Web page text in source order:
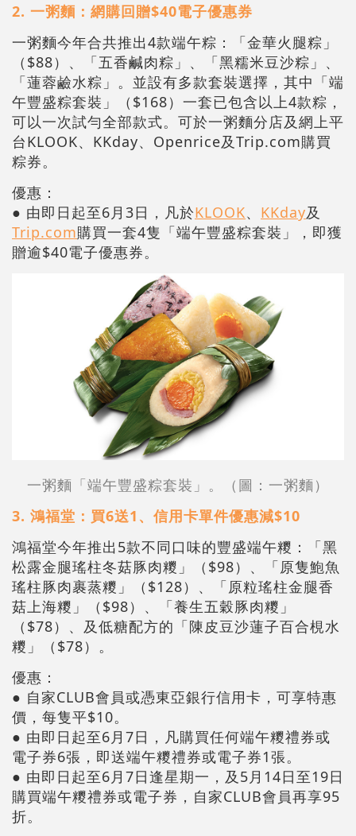
2. 一粥麵：網購回贈$40電子優惠券
一粥麵今年合共推出4款端午粽：「金華火腿粽」
（$88）、「五香鹹肉粽」、「黑糯米豆沙粽」、
「蓮蓉鹼水粽」。並設有多款套裝選擇，其中「端
午豐盛粽套裝」（$168）一套已包含以上4款粽，
可以一次試勻全部款式。可於一粥麵分店及網上平
台KLOOK、KKday、Openrice及Trip.com購買
粽券。
優惠：
● 由即日起至6月3日，凡於KLOOK、 KKday及
Trip.com購買一套4隻「端午豐盛粽套裝」，即獲
贈逾$40電子優惠券。
一粥麵「端午豐盛粽套裝」。（圖：一粥麵）
3. 鴻福堂：買6送1、信用卡單件優惠減$10
鴻福堂今年推出5款不同口味的豐盛端午糭：「黑
松露金腿瑤柱冬菇豚肉糭」（$98）、「原隻鮑魚
瑤柱豚肉裹蒸糭」（$128）、「原粒瑤柱金腿香
菇上海糭」（$98）、「養生五穀豚肉糭」
（$78）、及低糖配方的「陳皮豆沙蓮子百合梘水
糭」（$78）。
優惠：
● 自家CLUB會員或憑東亞銀行信用卡，可享特惠
價，每隻平$10。
● 由即日起至6月7日，凡購買任何端午糭禮券或
電子券6張，即送端午糭禮券或電子券1張。
● 由即日起至6月7日逢星期一，及5月14日至19日
購買端午糭禮券或電子券，自家CLUB會員再享95
折。